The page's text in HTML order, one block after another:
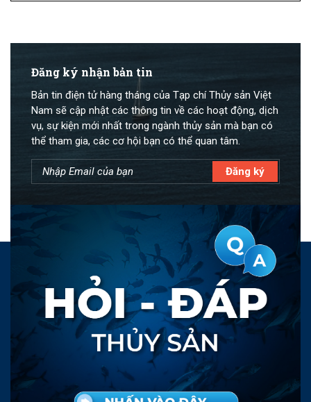
Đăng ký nhận bản tin
Bản tin điện tử hàng tháng của Tạp chí Thủy sản Việt
Nam sẽ cập nhật các thông tin về các hoạt động, dịch
vụ, sự kiện mới nhất trong ngành thủy sản mà bạn có
thể tham gia, các cơ hội bạn có thể quan tâm.